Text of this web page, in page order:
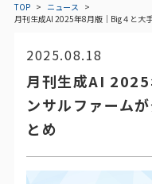
TOP > ニュース >
月刊生成AI 2025年8月版｜Big４と大
2025.08.18
月刊生成AI
ンサルファーム
とめ